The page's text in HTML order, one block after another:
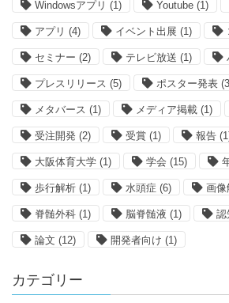
Windowsアプリ (1) Youtube (1)
アプリ (4) イベント出展 (1)
セミナー (2) テレビ放送 (1)
プレスリリース (5) ポスター発表
メタバース (1) メディア掲載 (1)
受注開発 (2) 受賞 (1) 報告
大阪体育大学 (1) 学会 (15)
歩行解析 (1) 水頭症 (6) 画像
脊髄外科 (1) 脳脊髄液 (1) 認
論文 (12) 開発者向け (1)
カテゴリー